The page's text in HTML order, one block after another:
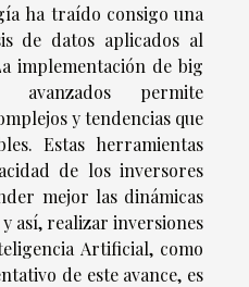
ha traído consigo una
de datos aplicados al
implementación de big
permite
y tendencias que
Estas herramientas
de los inversores
mejor las dinámicas
así, realizar inversiones
Artificial, como
de este avance, es